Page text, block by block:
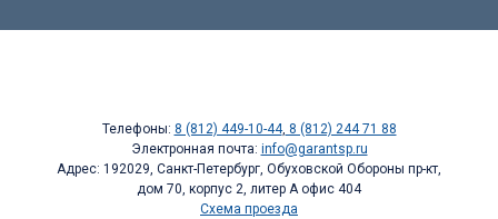
Телефоны: 8 (812) 449-10-44, 8 (812) 244 71 88
Электронная почта: info@garantsp.ru
Адрес: 192029, Санкт-Петербург, Обуховской Обороны пр-кт,
дом 70, корпус 2, литер А офис 404
Схема проезда